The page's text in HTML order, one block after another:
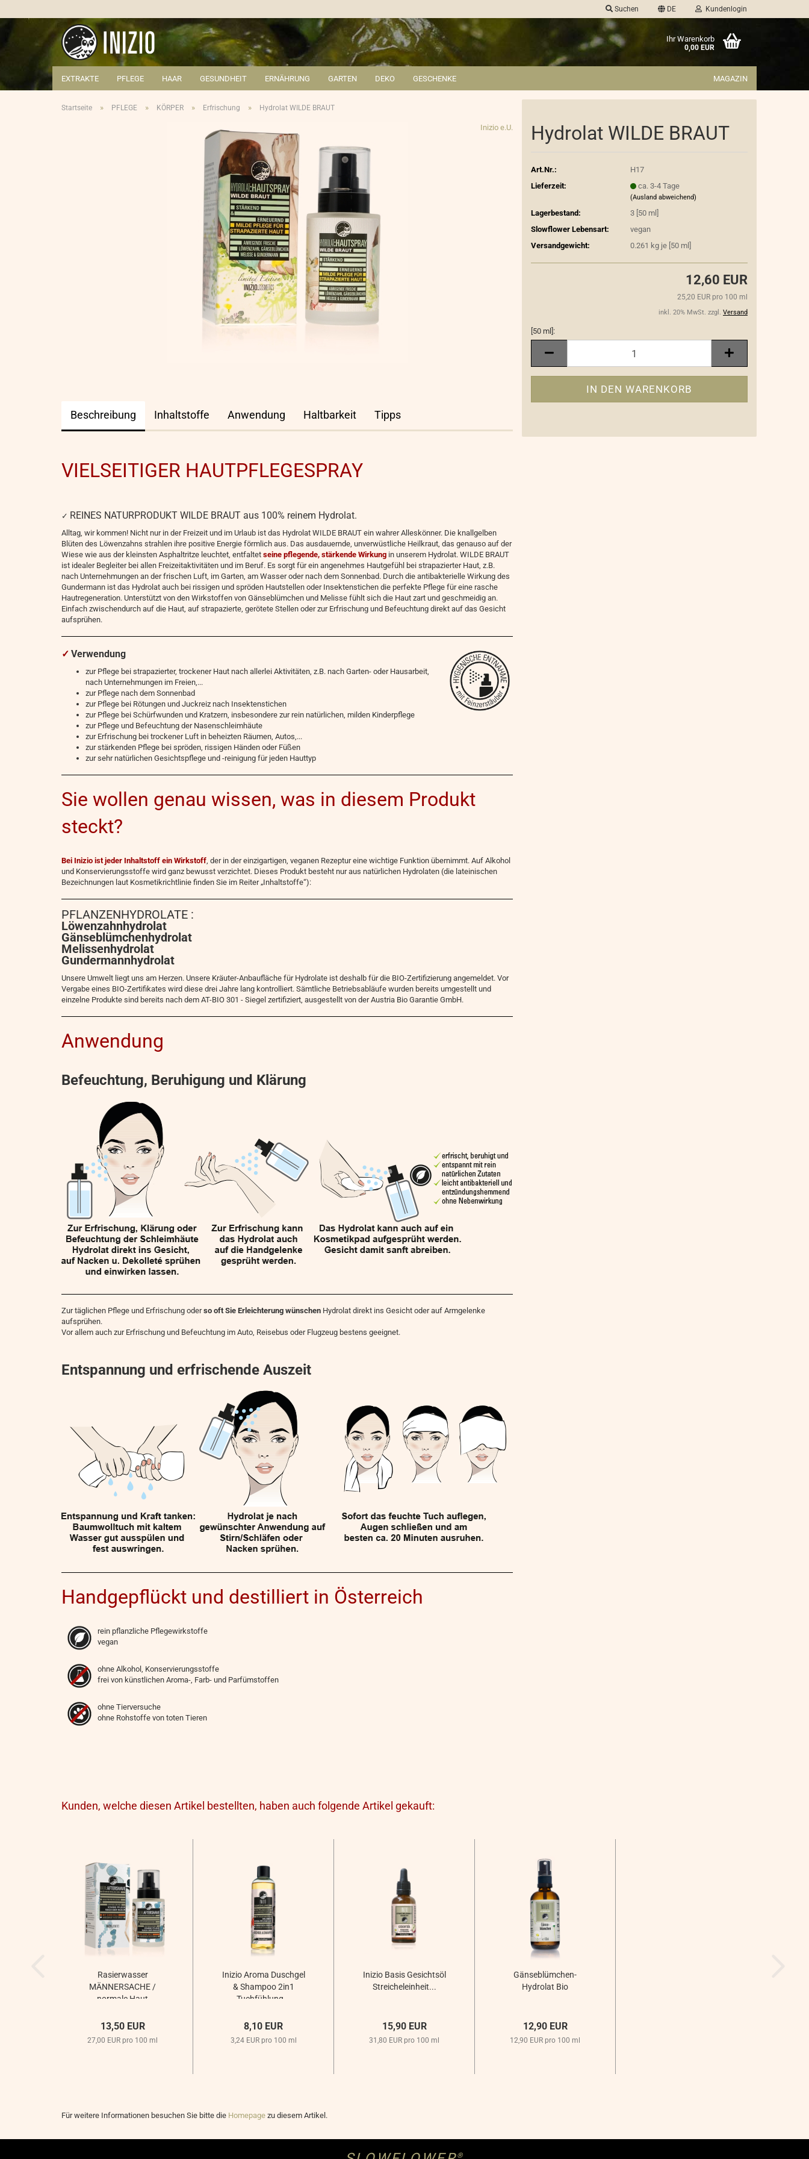
Suchen DE Kundenlogin
Ihr Warenkorb
0,00 EUR
EXTRAKTE PFLEGE HAAR GESUNDHEIT ERNÄHRUNG GARTEN DEKO GESCHENKE MAGAZIN
Startseite » PFLEGE » KÖRPER » Erfrischung » Hydrolat WILDE BRAUT
Inizio e.U. Hydrolat WILDE BRAUT
Art.Nr.:
H17
Lieferzeit:
ca. 3-4 Tage
(Ausland abweichend)
Lagerbestand: 3 [50 ml]
Slowflower Lebensart:
vegan
Versandgewicht:
0.261 kg je [50 ml]
12,60 EUR
25,20 EUR pro 100 ml
inkl. 20% MwSt. zzgl. Versand
[50 ml]:
Beschreibung Inhaltstoffe Anwendung Haltbarkeit Tipps
VIELSEITIGER HAUTPFLEGESPRAY
✓ REINES NATURPRODUKT WILDE BRAUT aus 100% reinem Hydrolat.
Alltag, wir kommen! Nicht nur in der Freizeit und im Urlaub ist das Hydrolat WILDE BRAUT ein wahrer Alleskönner. Die knallgelben
Blüten des Löwenzahns strahlen ihre positive Energie förmlich aus. Das ausdauernde, unverwüstliche Heilkraut, das genauso auf der
Wiese wie aus der kleinsten Asphalt­ritze leuchtet, entfaltet seine pflegende, stärkende Wirkung in unserem Hydrolat. WILDE BRAUT
ist idealer Begleiter bei allen Freizeitaktivitäten und im Beruf. Es sorgt für ein angenehmes Hautgefühl bei strapazierter Haut, z.B.
nach Unternehmungen an der frischen Luft, im Garten, am Wasser oder nach dem Sonnenbad. Durch die antibakterielle Wirkung des
Gundermann ist das Hydrolat auch bei rissigen und spröden Hautstellen oder Insektenstichen die perfekte Pflege für eine rasche
Hautregeneration. Unterstützt von den Wirkstoffen von Gänseblümchen und Melisse fühlt sich die Haut zart und geschmeidig an.
Einfach zwischendurch auf die Haut, auf strapazierte, gerötete Stellen oder zur Erfrischung und Befeuchtung direkt auf das Gesicht
aufsprühen.
✓ Verwendung
zur Pflege bei strapazierter, trockener Haut nach allerlei Aktivitäten, z.B. nach Garten- oder Hausarbeit,
nach Unternehmungen im Freien,...
zur Pflege nach dem Sonnenbad
zur Pflege bei Rötungen und Juckreiz nach Insektenstichen
zur Pflege bei Schürfwunden und Kratzern, insbesondere zur rein natürlichen, milden Kinderpflege
zur Pflege und Befeuchtung der Nasenschleimhäute
zur Erfrischung bei trockener Luft in beheizten Räumen, Autos,...
zur stärkenden Pflege bei spröden, rissigen Händen oder Füßen
zur sehr natürlichen Gesichtspflege und -reinigung für jeden Hauttyp
Sie wollen genau wissen, was in diesem Produkt
steckt?
Bei Inizio ist jeder Inhaltstoff ein Wirkstoff, der in der einzigartigen, veganen Rezeptur eine wichtige Funktion übernimmt. Auf Alkohol
und Konservierungsstoffe wird ganz bewusst verzichtet. Dieses Produkt besteht nur aus natürlichen Hydrolaten (die lateinischen
Bezeichnungen laut Kosmetikrichtlinie finden Sie im Reiter „Inhaltstoffe“):
PFLANZENHYDROLATE :
Löwenzahnhydrolat
Gänseblümchenhydrolat
Melissenhydrolat
Gundermannhydrolat
Unsere Umwelt liegt uns am Herzen. Unsere Kräuter-Anbaufläche für Hydrolate ist deshalb für die BIO-Zertifizierung angemeldet. Vor
Vergabe eines BIO-Zertifikates wird diese drei Jahre lang kontrolliert. Sämtliche Betriebsabläufe wurden bereits umgestellt und
einzelne Produkte sind bereits nach dem AT-BIO 301 - Siegel zertifiziert, ausgestellt von der Austria Bio Garantie GmbH.
Anwendung
Befeuchtung, Beruhigung und Klärung
Zur täglichen Pflege und Erfrischung oderso oft Sie Erleichterung wünschen Hydrolat direkt ins Gesicht oder auf Armgelenke
aufsprühen.
Vor allem auch zur Erfrischung und Befeuchtung im Auto, Reisebus oder Flugzeug bestens geeignet.
Entspannung und erfrischende Auszeit
Handgepflückt und destilliert in Österreich
rein pflanzliche Pflegewirkstoffe
vegan
ohne Alkohol, Konservierungsstoffe
frei von künstlichen Aroma-, Farb- und Parfümstoffen
ohne Tierversuche
ohne Rohstoffe von toten Tieren
Kunden, welche diesen Artikel bestellten, haben auch folgende Artikel gekauft:
Rasierwasser
MÄNNERSACHE /
normale Haut
13,50 EUR
27,00 EUR pro 100 ml
Inizio Aroma Duschgel
& Shampoo 2in1
Tuchfühlung...
8,10 EUR
3,24 EUR pro 100 ml
Inizio Basis Gesichtsöl
Streicheleinheit...
15,90 EUR
31,80 EUR pro 100 ml
Gänseblümchen-
Hydrolat Bio
12,90 EUR
12,90 EUR pro 100 ml
Für weitere Informationen besuchen Sie bitte die Homepage zu diesem Artikel.
®